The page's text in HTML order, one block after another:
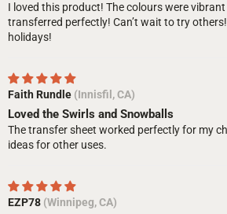
I loved this product! The colours were
transferred perfectly! Can’t wait to try
holidays!
Faith Rundle (Innisfil, CA)
Loved the Swirls and Snowballs
The transfer sheet worked perfectly for my
ideas for other uses.
EZP78 (Winnipeg, CA)